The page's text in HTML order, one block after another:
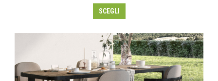
SCEGLI